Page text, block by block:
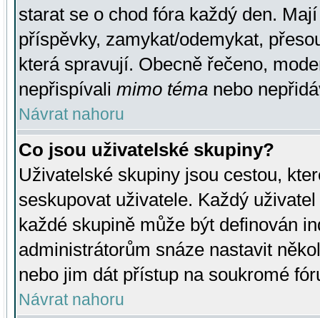
starat se o chod fóra každý den.
příspěvky, zamykat/odemykat,
která spravují. Obecně řečeno,
nepřispívali mimo téma nebo
Návrat nahoru
Co jsou uživatelské skupiny?
Uživatelské skupiny jsou cestou,
seskupovat uživatele. Každý
každé skupině může být definován
administrátorům snáze nastavit
nebo jim dát přístup na soukromé
Návrat nahoru